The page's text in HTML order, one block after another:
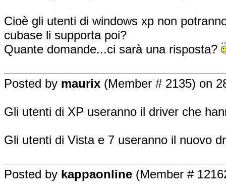
Cioè gli utenti di windows xp non
cubase li supporta poi?
Quante domande...ci sarà una risposta?
Posted by maurix (Member # 2135) on
Gli utenti di XP useranno il driver che
Gli utenti di Vista e 7 useranno il nuovo
Posted by kappaonline (Member #